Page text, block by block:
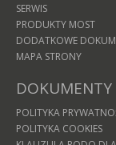
SERWIS
PRODUKTY MOST
DODATKOWE
MAPA STRONY
DOKUMENTY
POLITYKA
POLITYKA COOKIES